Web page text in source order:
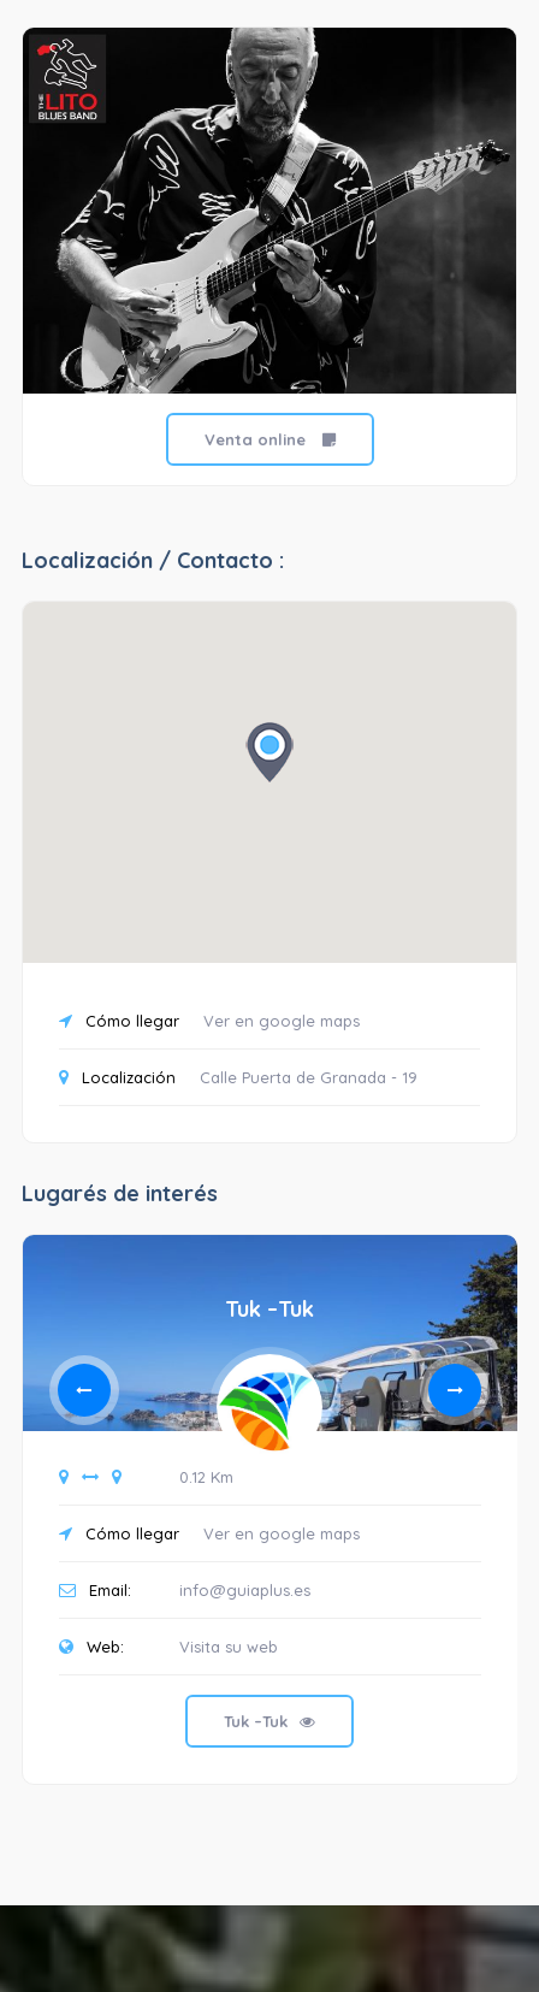
Venta online
Localización / Contacto :
Cómo llegar Ver en google maps
Localización Calle Puerta de Granada - 19
Lugarés de interés
Tuk –Tuk
0.12 Km
Cómo llegar Ver en google maps
Email: info@guiaplus.es
Web: Visita su web
Tuk –Tuk